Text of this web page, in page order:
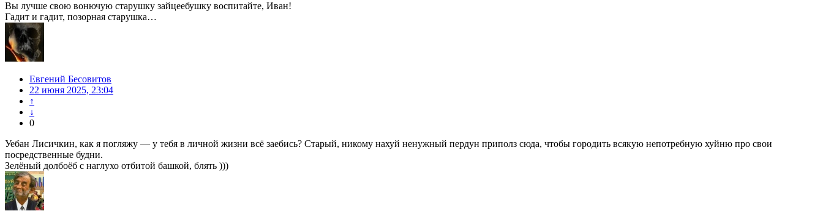
Вы лучше свою вонючую старушку зайцеебушку воспитайте, Иван!
Гадит и гадит, позорная старушка…
Евгений Бесовитов
22 июня 2025, 23:04
↑
↓
0
Уебан Лисичкин, как я погляжу — у тебя в личной жизни всё заебись? Старый, никому нахуй ненужный пердун приполз сюда, чтобы городить всякую непотребную хуйню про свои
посредственные будни.
Зелёный долбоёб с наглухо отбитой башкой, блять )))